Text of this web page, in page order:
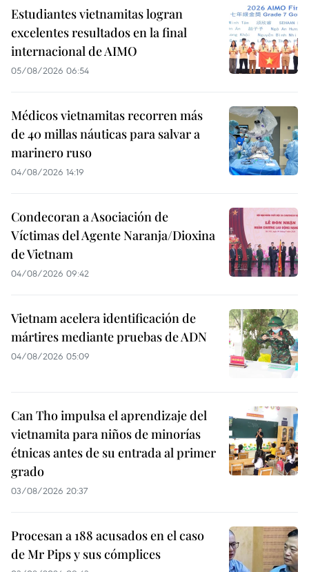
Estudiantes vietnamitas logran
excelentes resultados en la final
internacional de AIMO
05/08/2026 06:54
Médicos vietnamitas recorren más
de 40 millas náuticas para salvar a
marinero ruso
04/08/2026 14:19
Condecoran a Asociación de
Víctimas del Agente Naranja/Dioxina
de Vietnam
04/08/2026 09:42
Vietnam acelera identificación de
mártires mediante pruebas de ADN
04/08/2026 05:09
Can Tho impulsa el aprendizaje del
vietnamita para niños de minorías
étnicas antes de su entrada al primer
grado
03/08/2026 20:37
Procesan a 188 acusados en el caso
de Mr Pips y sus cómplices